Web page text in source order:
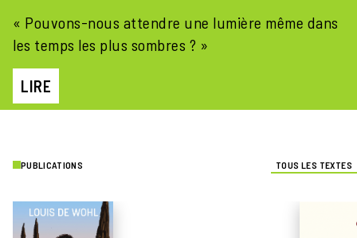
« Pouvons-nous attendre une lumière même dans
les temps les plus sombres ? »
LIRE
PUBLICATIONS TOUS LES TEXTES